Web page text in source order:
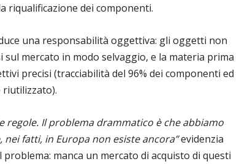
riqualificazione dei componenti.
una responsabilità oggettiva: gli oggetti non
mercato in modo selvaggio, e la materia prima
precisi (tracciabilità del 96% dei componenti ed
riutilizzato).
regole. Il problema drammatico è che abbiamo
fatti, in Europa non esiste ancora”evidenzia
manca un mercato di acquisto di questi